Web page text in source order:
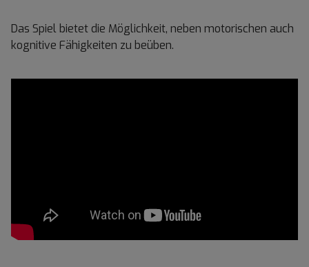
Das Spiel bietet die Möglichkeit, neben motorischen auch
kognitive Fähigkeiten zu beüben.